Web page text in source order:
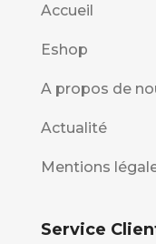
Accueil
Eshop
A propos de
Actualité
Mentions
Service